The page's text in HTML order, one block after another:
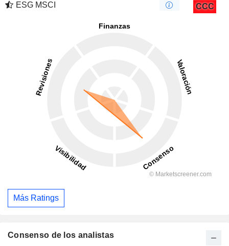
ESG MSCI
CCC
Más Ratings
Consenso de los analistas